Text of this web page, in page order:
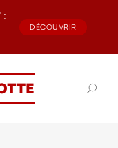
:
DÉCOUVRIR